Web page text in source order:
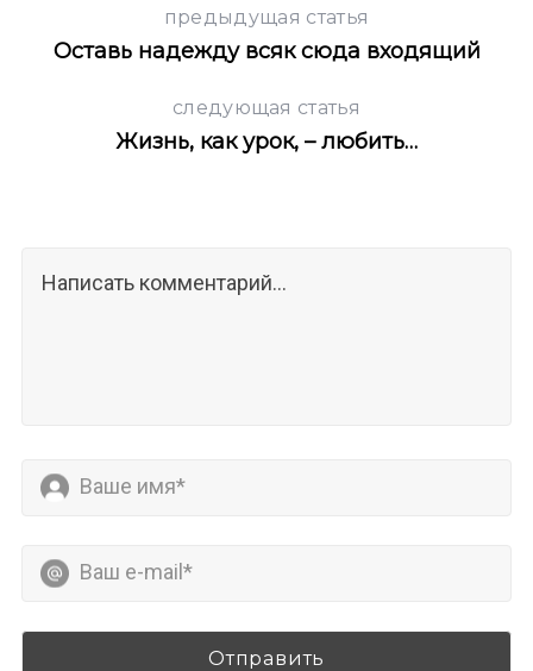
предыдущая статья
Оставь надежду всяк сюда входящий
следующая статья
Жизнь, как урок, – любить…